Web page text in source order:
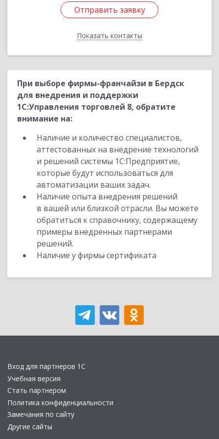
Отправить заявку
Показать контакты
Отправить заявку
Назад
При выборе фирмы-франчайзи в Бердск
для внедрения и поддержки
1С:Управления торговлей 8, обратите
внимание на:
Наличие и количество специалистов,
аттестованных на внедрение технологий
и решений системы 1С:Предприятие,
которые будут использоваться для
автоматизации ваших задач.
Наличие опыта внедрения решений
в вашей или близкой отрасли. Вы можете
обратиться к справочнику, содержащему
примеры внедренных партнерами
решений.
Наличие у фирмы сертификата
Вход для партнеров 1С
Учебная версия
Стать партнером
Политика конфиденциальности
Замечания по сайту
Другие сайты